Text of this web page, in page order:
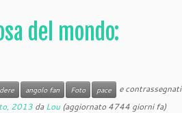
del mondo:
angolo fan Foto pace e contrassegnati
2013 daLou(aggiornato 4744 giorni fa)